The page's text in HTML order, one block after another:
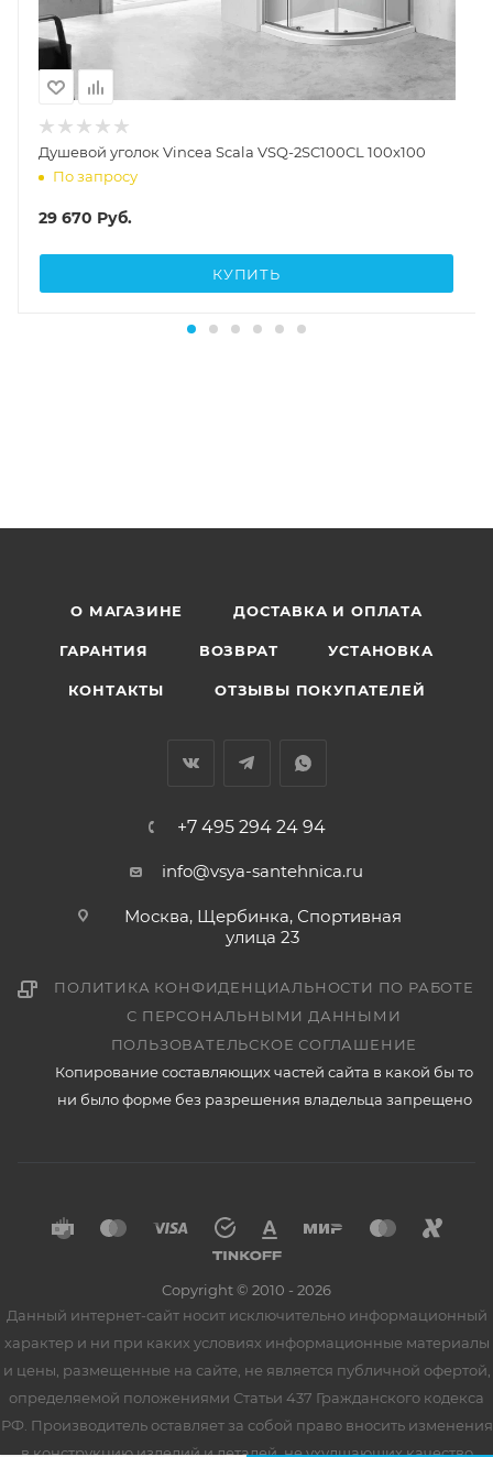
Душевой уголок Vincea Scala VSQ-2SC100CL 100x100
По запросу
29 670 Руб.
КУПИТЬ
О МАГАЗИНЕ ДОСТАВКА И ОПЛАТА
ГАРАНТИЯ ВОЗВРАТ УСТАНОВКА
КОНТАКТЫ ОТЗЫВЫ ПОКУПАТЕЛЕЙ
+7 495 294 24 94
info@vsya-santehnica.ru
Москва, Щербинка, Спортивная
улица 23
ПОЛИТИКА КОНФИДЕНЦИАЛЬНОСТИ ПО РАБОТЕ
С ПЕРСОНАЛЬНЫМИ ДАННЫМИ
ПОЛЬЗОВАТЕЛЬСКОЕ СОГЛАШЕНИЕ
Копирование составляющих частей сайта в какой бы то
ни было форме без разрешения владельца запрещено
Copyright © 2010 - 2026
Данный интернет-сайт носит исключительно информационный
характер и ни при каких условиях информационные материалы
и цены, размещенные на сайте, не является публичной офертой,
определяемой положениями Статьи 437 Гражданского кодекса
РФ. Производитель оставляет за собой право вносить изменения
в конструкцию изделий и деталей, не ухудшающих качество